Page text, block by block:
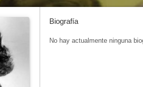
Biografía
No hay actualmente ninguna